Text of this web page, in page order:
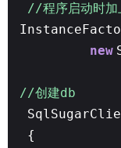
//程序启动时加
new
//创建
{